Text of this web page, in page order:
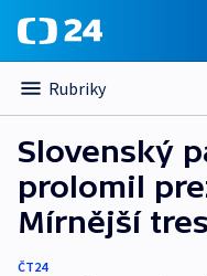
Rubriky
Slovenský
prolomil
Mírnější
ČT24